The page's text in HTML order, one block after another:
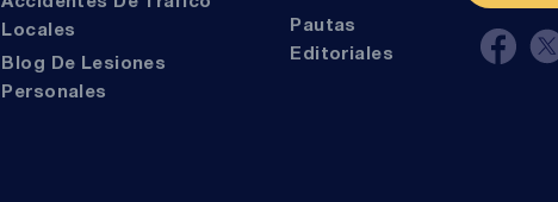
Locales
Blog De Lesiones
Personales
Pautas
Editoriales